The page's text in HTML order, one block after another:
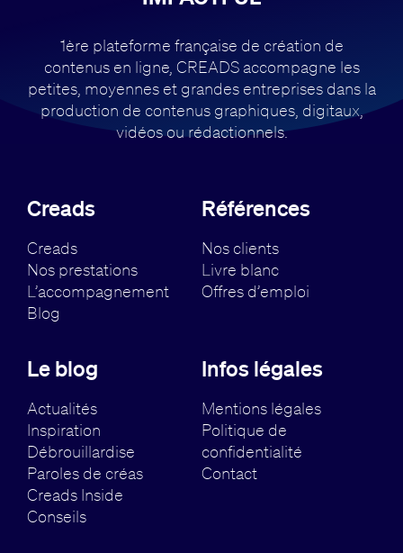
1ère plateforme française de création de
contenus en ligne, CREADS accompagne les
petites, moyennes et grandes entreprises dans la
production de contenus graphiques, digitaux,
vidéos ou rédactionnels.
Creads
Creads
Nos prestations
L’accompagnement
Blog
Références
Nos clients
Livre blanc
Offres d’emploi
Le blog
Actualités
Inspiration
Débrouillardise
Paroles de créas
Creads Inside
Conseils
Infos légales
Mentions légales
Politique de
confidentialité
Contact